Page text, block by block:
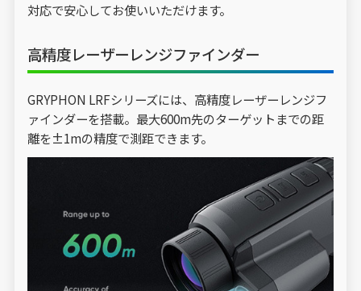
対応で安心してお使いいただけます。
高精度レーザーレンジファインダー
GRYPHON LRFシリーズには、高精度レーザーレンジフ
ァインダーを搭載。最大600m先のターゲットまでの距
離を±1mの精度で測距できます。